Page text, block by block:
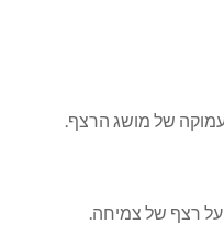
עמוקה של מושג הרצף.
על רצף של צמיחה.